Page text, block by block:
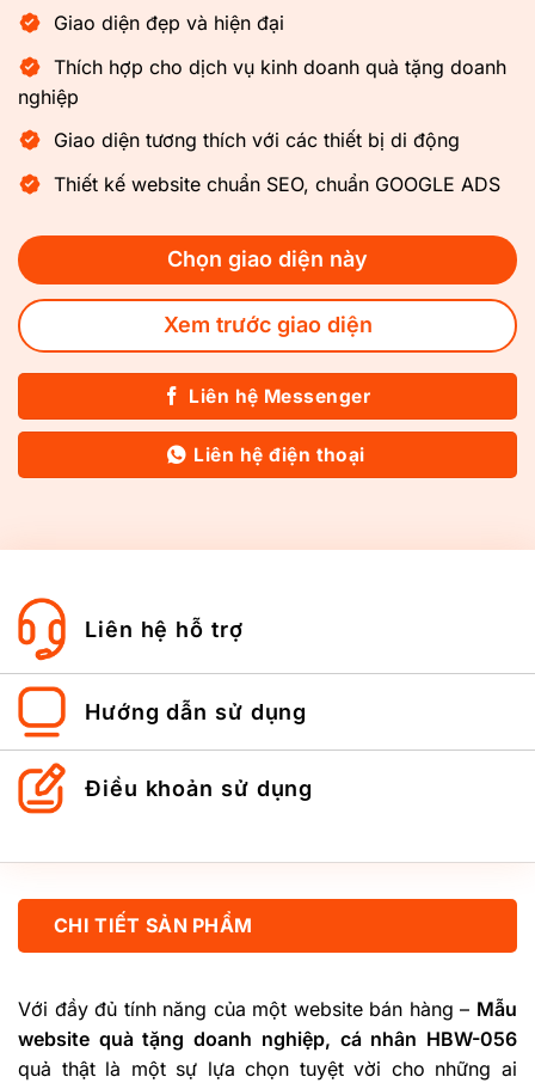
Giao diện đẹp và hiện đại
Thích hợp cho dịch vụ kinh doanh quà tặng doanh
nghiệp
Giao diện tương thích với các thiết bị di động
Thiết kế website chuẩn SEO, chuẩn GOOGLE ADS
Chọn giao diện này
Xem trước giao diện
Liên hệ Messenger
Liên hệ điện thoại
Liên hệ hỗ trợ
Hướng dẫn sử dụng
Điều khoản sử dụng
CHI TIẾT SẢN PHẨM
Với đầy đủ tính năng của một website bán hàng – Mẫu
website quà tặng doanh nghiệp, cá nhân HBW-056
quả thật là một sự lựa chọn tuyệt vời cho những ai